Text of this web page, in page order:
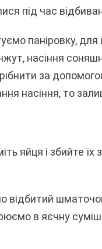
під час
паніровку,
насіння
за
насіння, то
яйця і збийте
відбитий
в яєчну